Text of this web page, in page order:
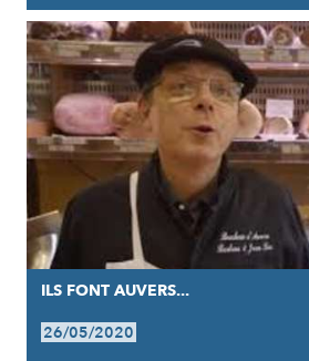
ILS FONT AUVERS...
26/05/2020